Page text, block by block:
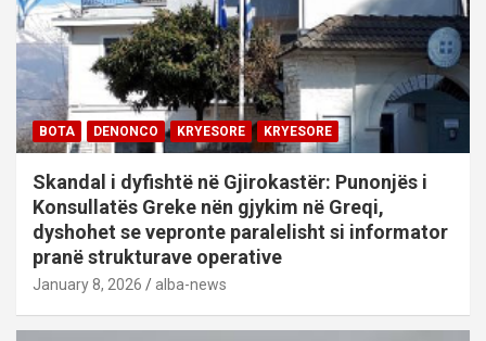
BOTA DENONCO KRYESORE KRYESORE
Skandal i dyfishtë në Gjirokastër: Punonjës i
Konsullatës Greke nën gjykim në Greqi,
dyshohet se vepronte paralelisht si informator
pranë strukturave operative
January 8, 2026 alba-news